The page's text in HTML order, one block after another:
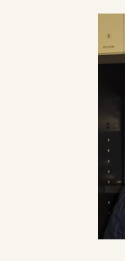
協議離婚
離婚 不貞
離婚 審判
離婚届 必
離婚 財産
審判離婚と
任意売却
境界塀 ト
土地境界
任意売却
共有不動
不動産ト
土地境界
相続 不動
共有不動産